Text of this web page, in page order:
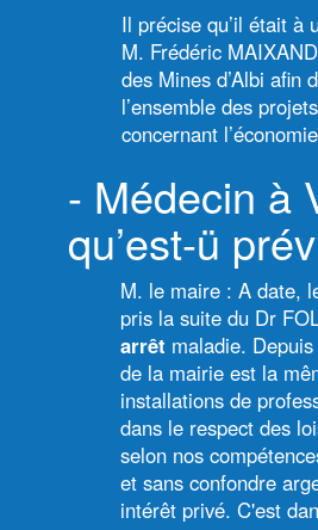
Il précise qu’il était à
M. Frédéric
des Mines d’Albi afin
l’ensemble des
concernant
- Médecin à
qu’est-ü
M. le maire : A date,
pris la suite du Dr
arrêt maladie.
de la mairie est la
installations de
dans le respect des
selon nos
et sans confondre
intérêt privé. C'est